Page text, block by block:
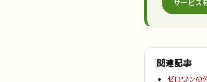
サービス
関連記事
ゼロワンの